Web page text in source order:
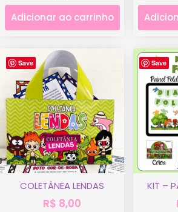
Adicionar ao carrinho
Save
COLETÂNEA LENDAS
R$ 8,00
Save
KIT –